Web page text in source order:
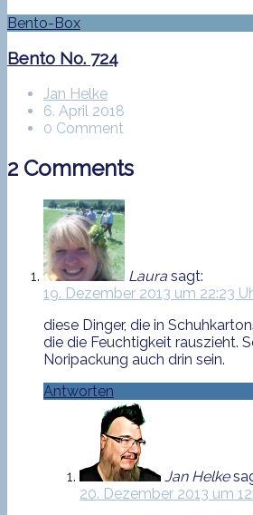
Bento-Box
Bento No. 724
Jan Helke
6. April 2018
0 Comment
2 Comments
Laura sagt:
19. Dezember 2013 um 22:23
diese Dinger, die in
die die Feuchtigkeit rauszieht.
Noripackung auch drin sein.
Antworten
Jan Helke
20. Dezember 2013 um